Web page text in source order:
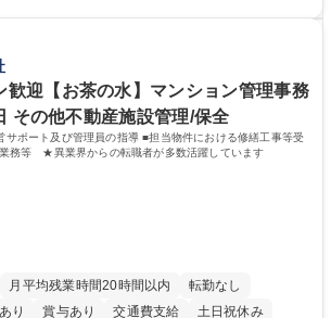
で、多様なキャリアパスを描くことも可能です。
歓迎◎/リモート可/世界で唯一の事業/福利厚生◎/
に興味関心がある 【魅力】■自己啓発支援：資格
の80%（年間25万円まで）を補助 ■住宅手当：家
学歴：大学院 大学 語学
歓迎【お茶の水】マンション管理事務
その他不動産施設管理/保全
サポート及び管理員の指導 ■担当物件における修繕工事等受
務等 ★異業界からの転職者が多数活躍しています
月平均残業時間20時間以内
転勤なし
り 賞与あり 交通費支給 土日祝休み